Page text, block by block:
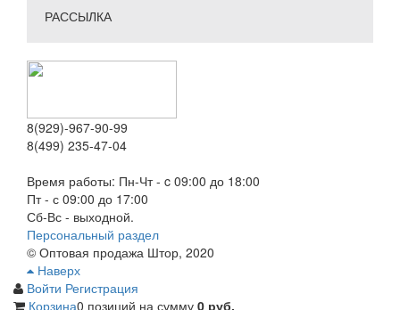
РАССЫЛКА
8(929)-967-90-99
8(499) 235-47-04
Время работы: Пн-Чт - c 09:00 до 18:00
Пт - с 09:00 до 17:00
Сб-Вс - выходной.
Персональный раздел
© Оптовая продажа Штор, 2020
Наверх
Войти Регистрация
Корзина0 позиций на сумму 0 руб.